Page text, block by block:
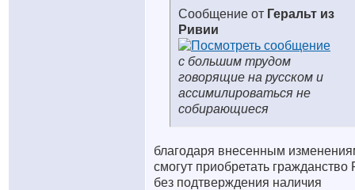
Сообщение от Геральт из
Ривии
с большим трудом
говорящие на русском и
ассимилироваться не
собирающиеся
благодаря внесенным
смогут приобретать гражданство
без подтверждения наличия